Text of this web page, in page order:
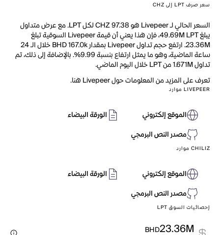
سعر صرف LPT إلى CHZ
السعر الحالي لـ Livepeer هو CHZ 97.38 لكل LPT. مع عرض متداول
يبلغ 49.69M LPT، فإن هذا يعني أن قيمة Livepeer السوقية تبلغ
23.36M. ارتفع حجم تداول Livepeer بمقدار BHD 167.0k خلال الـ 24
ساعة الماضية، وهو ما يمثل ارتفاع بنسبة 9.99%. بالإضافة إلى ذلك، تم
تداول 1.671M من LPT خلال اليوم الماضي.
تعرف على المزيد من المعلومات حول Livepeer هنا.
LIVEPEER موارد
الموقع إلكتروني
الورقة البيضاء
مصدر النص البرمجي
CHILIZ موارد
الموقع إلكتروني
الورقة البيضاء
مصدر النص البرمجي
إحصائيات السوق LPT
23.36M
BHD